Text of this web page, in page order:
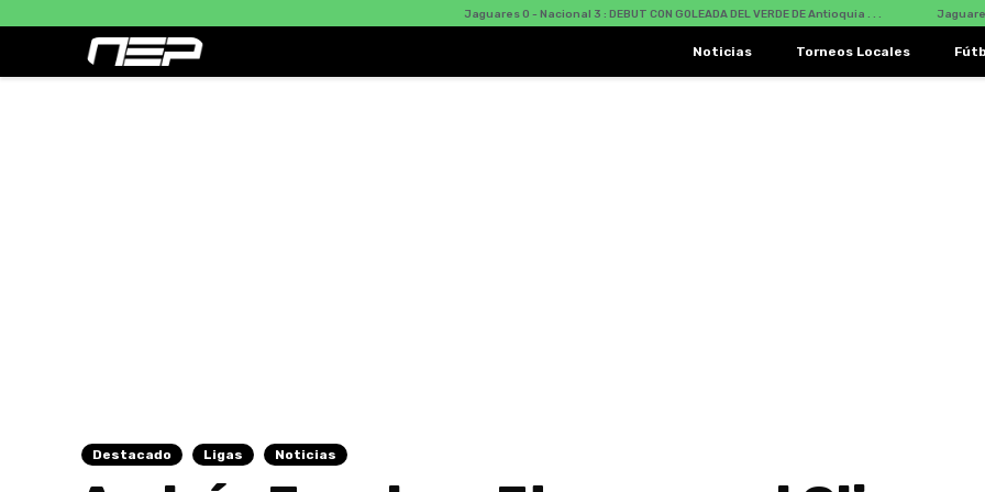
Jaguares 0 - Nacional 3 : DEBUT CON GOLEADA DEL VERDE DE Antioquia . . . Jaguares Vs
Noticias Torneos Locales
Destacado Ligas Noticias